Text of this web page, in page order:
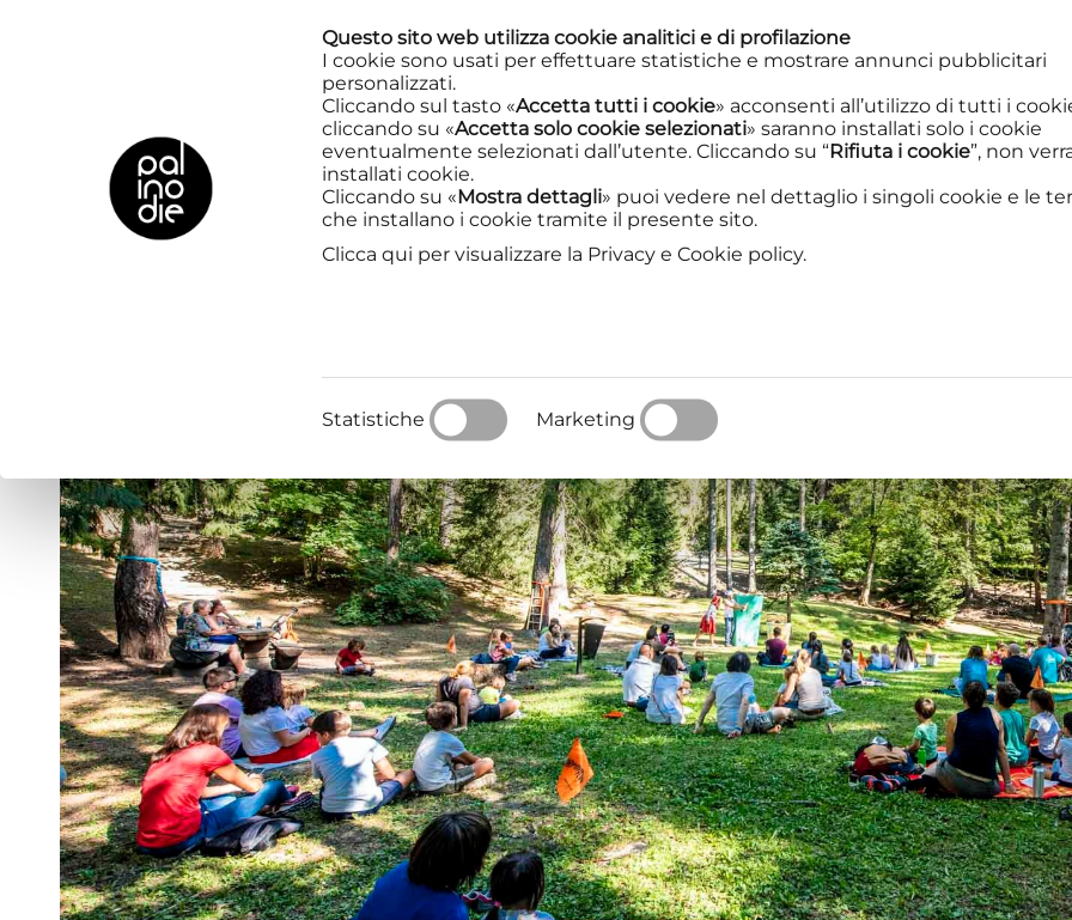
Questo sito web utilizza cookie analitici e di profilazione
I cookie sono usati per effettuare statistiche e mostrare annunci pubblicitari
personalizzati.
Cliccando sul tasto «Accetta tutti i cookie» acconsenti all’utilizzo di tutti i
cliccando su «Accetta solo cookie selezionati» saranno installati solo i cookie
eventualmente selezionati dall’utente. Cliccando su “Rifiuta i cookie”, non
installati cookie.
Cliccando su «Mostra dettagli» puoi vedere nel dettaglio i singoli cookie e le
che installano i cookie tramite il presente sito.
Clicca qui per visualizzare la Privacy e Cookie policy.
Statistiche Marketing
Palinodie Spettacoli Percorsi di
SPETTACOLOIN CIRCUITAZIONE